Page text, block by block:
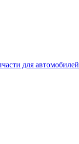
для автомобилей